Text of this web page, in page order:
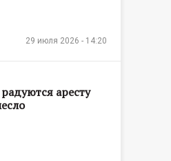
29 июля 2026 - 14:20
аресту